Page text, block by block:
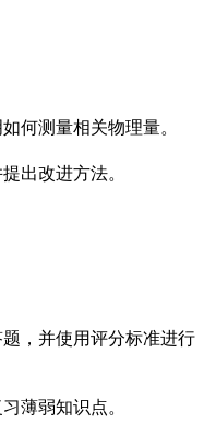
何测量相关物理量。
出改进方法。
，并使用评分标准进行
薄弱知识点。